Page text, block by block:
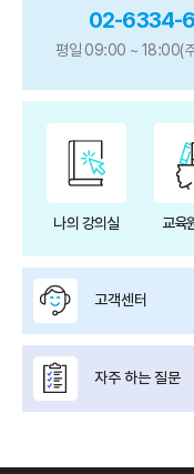
02-6334-
평일 09:00 ~ 18:00(주
나의 강의실 교육
고객센터
자주 하는 질문